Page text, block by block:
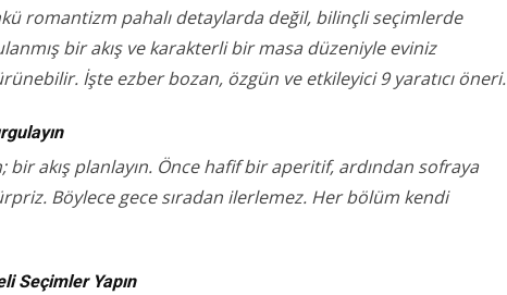
romantizm pahalı detaylarda değil, bilinçli seçimlerde
bir akış ve karakterli bir masa düzeniyle eviniz
İşte ezber bozan, özgün ve etkileyici 9 yaratıcı öneri.
bir akış planlayın. Önce hafif bir aperitif, ardından sofraya
Böylece gece sıradan ilerlemez. Her bölüm kendi
Seçimler Yapın